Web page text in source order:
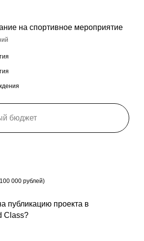
на спортивное мероприятие
000 рублей)
публикацию проекта в
Class?